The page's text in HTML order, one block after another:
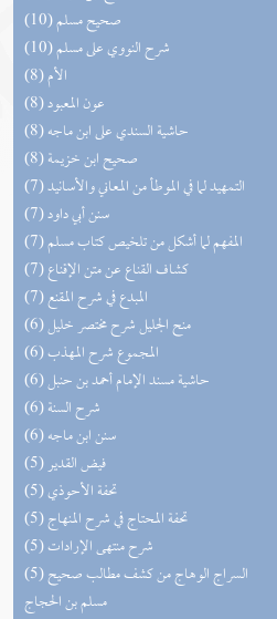
(10) صحيح مسلم
(10) شرح النووي على مسلم
(8) الأم
(8) عون المعبود
(8) حاشية السندي على ابن ماجه
(8) صحيح ابن خزيمة
(7) التمهيد لما في الموطأ من المعاني والأسانيد
(7) سنن أبي داود
(7) المفهم لما أشكل من تلخيص كتاب مسلم
(7) كشاف القناع عن متن الإقناع
(7) المبدع في شرح المقنع
(6) منح الجليل شرح مختصر خليل
(6) المجموع شرح المهذب
(6) حاشية مسند الإمام أحمد بن حنبل
(6) شرح السنة
(6) سنن ابن ماجه
(5) فيض القدير
(5) تحفة الأحوذي
(5) تحفة المحتاج في شرح المنهاج
(5) شرح منتهى الإرادات
(5) السراج الوهاج من كشف مطالب صحيح
مسلم بن الحجاج